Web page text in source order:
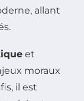
allant
et
moraux
il est